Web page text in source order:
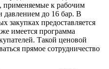
применяемые к рабочим
давлением до 16 бар. В
закупках предоставляется
имеется программа
Такой ценовой
прямое сотрудничество